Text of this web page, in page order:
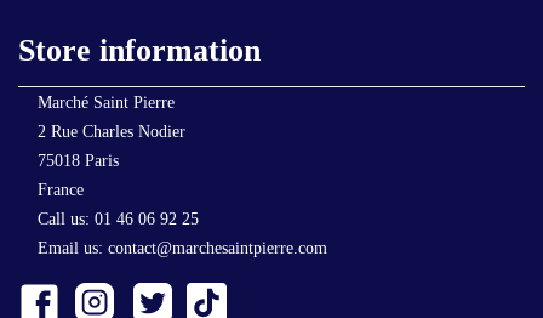
Store information
Marché Saint Pierre
2 Rue Charles Nodier
75018 Paris
France
Call us: 01 46 06 92 25
Email us: contact@marchesaintpierre.com